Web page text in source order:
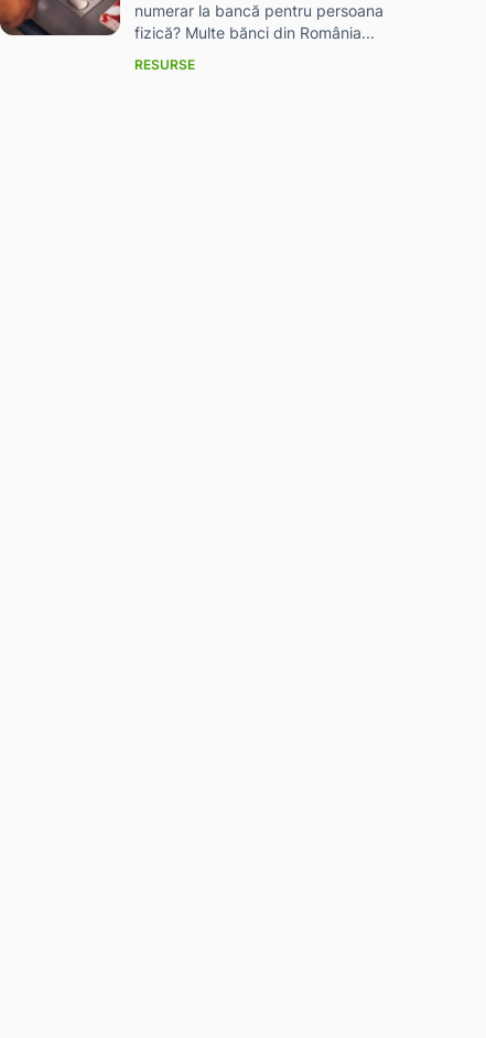
numerar la bancă pentru persoana
fizică? Multe bănci din România...
RESURSE